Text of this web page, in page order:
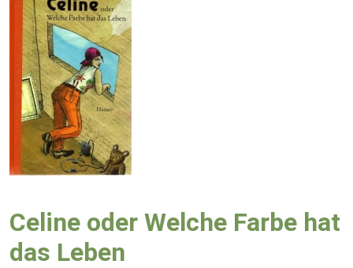
Celine oder Welche Farbe hat
das Leben